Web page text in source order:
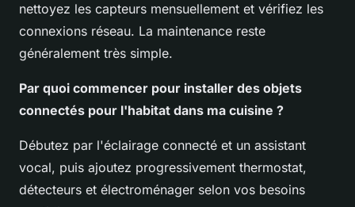
nettoyez les capteurs mensuellement et vérifiez les
connexions réseau. La maintenance reste
généralement très simple.
Par quoi commencer pour installer des objets
connectés pour l'habitat dans ma cuisine ?
Débutez par l'éclairage connecté et un assistant
vocal, puis ajoutez progressivement thermostat,
détecteurs et électroménager selon vos besoins